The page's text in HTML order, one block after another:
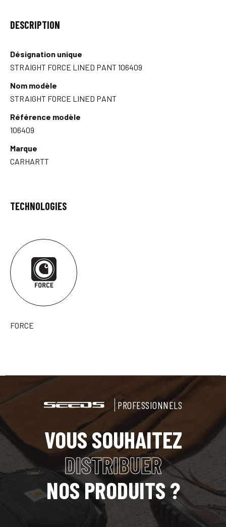
DESCRIPTION
Désignation unique
STRAIGHT FORCE LINED PANT 106409
Nom modèle
STRAIGHT FORCE LINED PANT
Référence modèle
106409
Marque
CARHARTT
TECHNOLOGIES
FORCE
PROFESSIONNELS
VOUS SOUHAITEZ
DISTRIBUER
NOS PRODUITS ?